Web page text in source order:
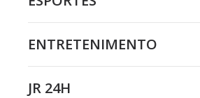
ENTRETENIMENTO
JR 24H